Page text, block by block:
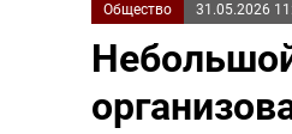
Общество 31.05.2026